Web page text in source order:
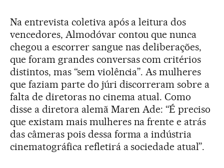
Na entrevista coletiva após a leitura dos
vencedores, Almodóvar contou que nunca
chegou a escorrer sangue nas deliberações,
que foram grandes conversas com critérios
distintos, mas “sem violência”. As mulheres
que faziam parte do júri discorreram sobre a
falta de diretoras no cinema atual. Como
disse a diretora alemã Maren Ade: “É preciso
que existam mais mulheres na frente e atrás
das câmeras pois dessa forma a indústria
cinematográfica refletirá a sociedade atual”.